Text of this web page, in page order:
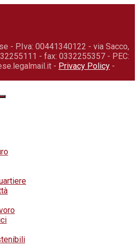
- P.Iva: 00441340122 - via Sacco,
- fax: 0332255357 - PEC:
- Privacy Policy -